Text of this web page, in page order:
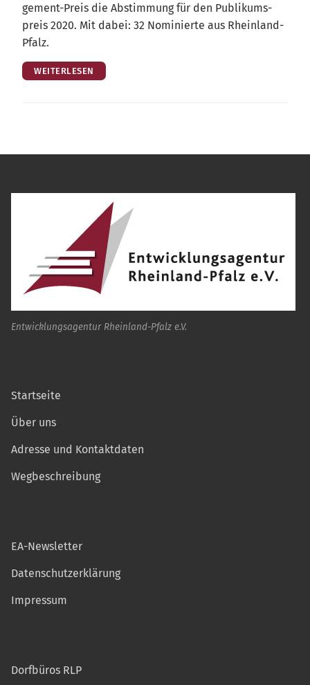
ge­ment-Preis die Abstim­mung für den Publi­kums­
preis 2020. Mit dabei: 32 Nomi­nier­te aus Rheinland-
Pfalz.
WEITERLESEN
Entwicklungsagentur Rheinland-Pfalz e.V.
Startseite
Über uns
Adresse und Kontaktdaten
Wegbeschreibung
EA-Newsletter
Datenschutzerklärung
Impressum
Dorfbüros RLP